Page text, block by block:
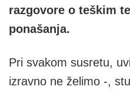
razgovore o teškim
ponašanja.
Pri svakom susretu,
izravno ne želimo -,